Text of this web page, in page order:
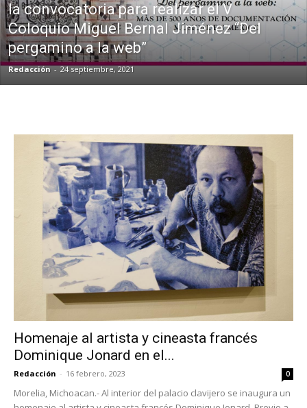
la convocatoria para realizar el V
Coloquio Miguel Bernal Jiménez “Del
pergamino a la web”
Redacción - 24 septiembre, 2021
Homenaje al artista y cineasta francés
Dominique Jonard en el...
Redacción - 16 febrero, 2023 0
Morelia, Michoacan.- Al interior del palacio clavijero se inaugura un